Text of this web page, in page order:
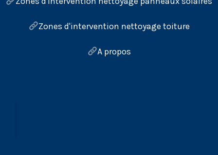
Zones d'intervention nettoyage toiture
A propos